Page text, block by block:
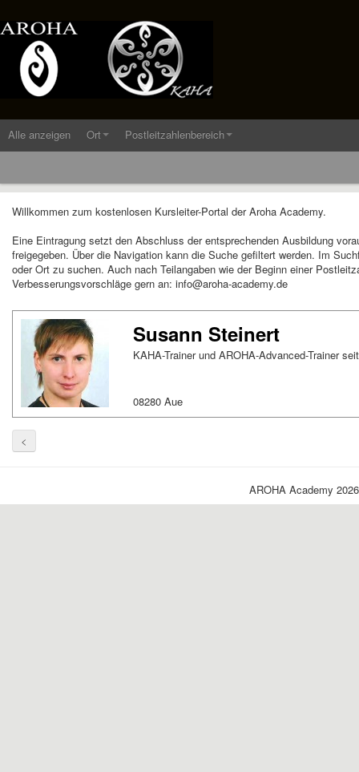
Alle anzeigen Ort Postleitzahlenbereich
Willkommen zum kostenlosen Kursleiter-Portal der Aroha Academy.
Eine Eintragung setzt den Abschluss der entsprechenden Ausbildung
freigegeben. Über die Navigation kann die Suche gefiltert werden. Im
oder Ort zu suchen. Auch nach Teilangaben wie der Beginn einer
Verbesserungsvorschläge gern an: info@aroha-academy.de
Susann Steinert
KAHA-Trainer und AROHA-Advanced-Trainer
08280 Aue
<
AROHA Academy